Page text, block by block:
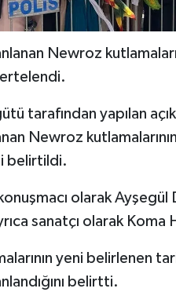
Newroz
tarafından yapılan
Newroz
belirtildi.
olarak Ayşegül
sanatçı olarak Koma
yeni belirlenen
belirtti.